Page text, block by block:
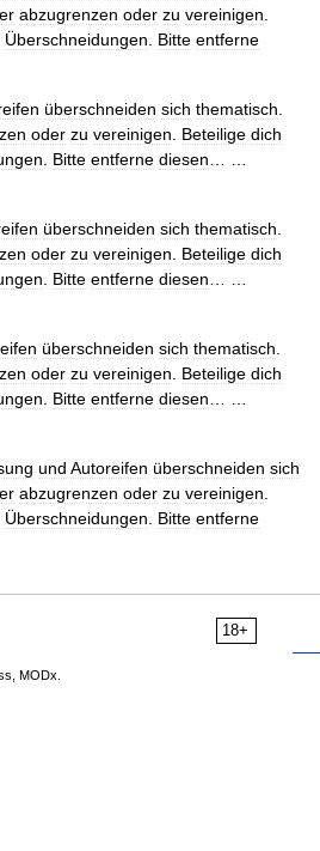
abzugrenzen oder zu vereinigen
Überschneidungen Bitte entferne
überschneiden sich thematisch
oder zu vereinigen Beteilige dich
Bitte entferne diesen
überschneiden sich thematisch
oder zu vereinigen Beteilige dich
Bitte entferne diesen
überschneiden sich thematisch
oder zu vereinigen Beteilige dich
Bitte entferne diesen
und Autoreifen überschneiden sich
abzugrenzen oder zu vereinigen
Überschneidungen Bitte entferne
18+
MODx.